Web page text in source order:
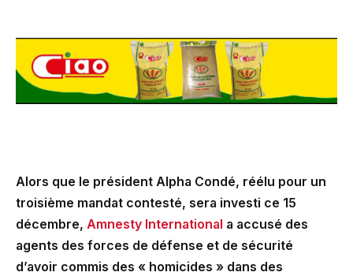
Alors que le président Alpha Condé, réélu pour un
troisième mandat contesté, sera investi ce 15
décembre, Amnesty International a accusé des
agents des forces de défense et de sécurité
d’avoir commis des « homicides » dans des